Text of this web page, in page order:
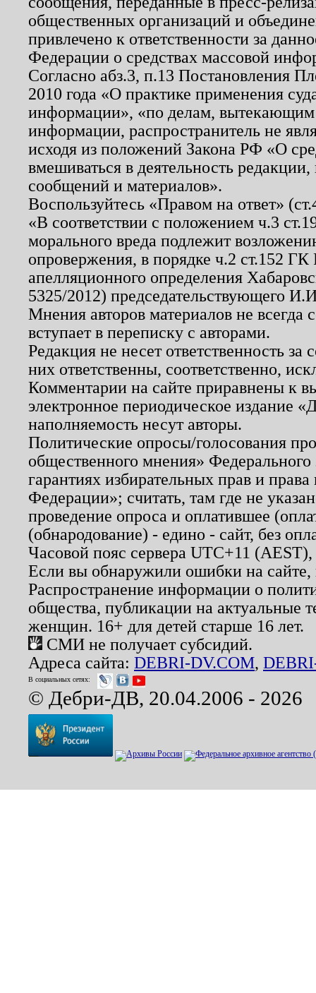
общественных организаций и
привлечено к ответственности за
Федерации о средствах массовой
Согласно абз.3, п.13 Постановления
2010 года «О практике применения
информации», «по делам, вытекающим
информации, распространитель не
исходя из положений Закона РФ «О
вмешиваться в деятельность
сообщений и материалов».
Воспользуйтесь «Правом на ответ»
«В соответствии с положением ч.3
морального вреда подлежит
опровержения, в порядке ч.2 ст.152
апелляционного определения
5325/2012) председательствующего
Мнения авторов материалов не
вступает в переписку с авторами.
Редакция не несет ответственность
них ответственны, соответственно,
Комментарии на сайте приравнены к
электронное периодическое издание
наполняемость несут авторы.
Политические опросы/голосования
общественного мнения»
гарантиях избирательных прав и
Федерации»; считать, там где не
проведение опроса и оплатившее
(обнародование) - едино - сайт, без
Часовой пояс сервера UTC+11
Если вы обнаружили ошибки на
Распространение информации о
общества, публикации на актуальные
женщин. 16+ для детей старше 16 лет.
СМИ не получает субсидий.
Адреса сайта: DEBRI-DV.COM,
В социальных сетях:
© Дебри-ДВ, 20.04.2006 - 2026